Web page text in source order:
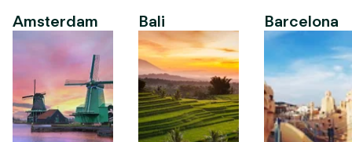
Amsterdam
Bali Barcelona